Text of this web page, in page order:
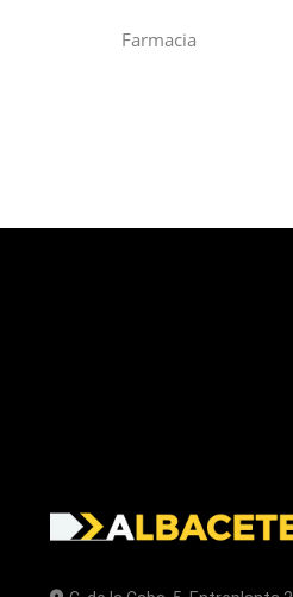
Farmacia